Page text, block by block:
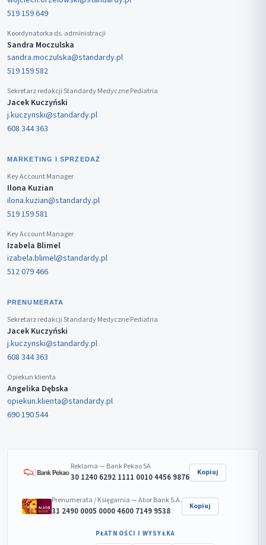
519 159 649
Koordynatorka ds. administracji
Sandra Moczulska
sandra.moczulska@standardy.pl
519 159 582
Sekretarz redakcji Standardy Medyczne Pediatria
Jacek Kuczyński
j.kuczynski@standardy.pl
608 344 363
MARKETING I SPRZEDAŻ
Key Account Manager
Ilona Kuzian
ilona.kuzian@standardy.pl
519 159 581
Key Account Manager
Izabela Blimel
izabela.blimel@standardy.pl
512 079 466
PRENUMERATA
Sekretarz redakcji Standardy Medyczne Pediatria
Jacek Kuczyński
j.kuczynski@standardy.pl
608 344 363
Opiekun klienta
Angelika Dębska
opiekun.klienta@standardy.pl
690 190 544
Reklama — Bank Pekao SA
30 1240 6292 1111 0010 4456 9876 Kopiuj
Prenumerata / Księgarnia — Alior Bank S.A.
31 2490 0005 0000 4600 7149 9538 Kopiuj
PŁATNOŚCI I WYSYŁKA